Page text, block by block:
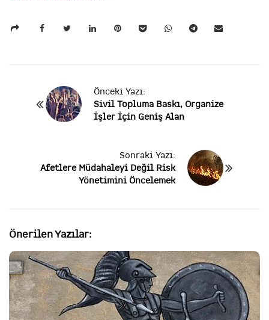
Önceki Yazı:
Sivil Topluma Baskı, Organize
İşler İçin Geniş Alan
Sonraki Yazı:
Afetlere Müdahaleyi Değil Risk
Yönetimini Öncelemek
Önerilen Yazılar: